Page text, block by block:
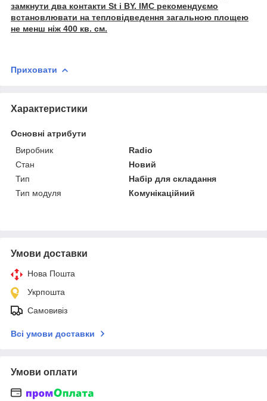
замкнути два контакти St і BY. ІМС рекомендуємо
встановлювати на тепловідведення загальною площею
не менш ніж 400 кв. см.
Приховати
Характеристики
Основні атрибути
Виробник
Radio
Стан
Новий
Тип
Набір для складання
Тип модуля
Комунікаційний
Умови доставки
Нова Пошта
Укрпошта
Самовивіз
Всі умови доставки
Умови оплати